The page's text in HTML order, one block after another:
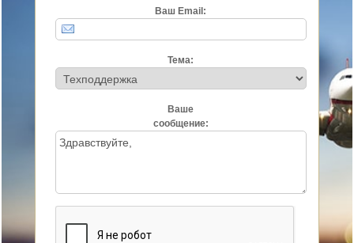
Ваш Email:
Тема:
Ваше
сообщение: